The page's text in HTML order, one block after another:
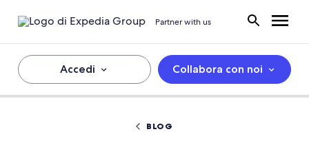
Partner with us
Accedi Collabora con noi
BLOG